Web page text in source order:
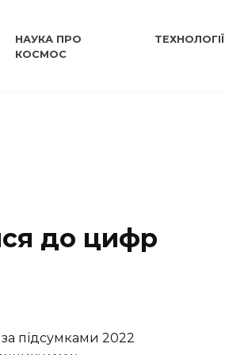
НАУКА ПРО
КОСМОС
ТЕХНОЛОГІЇ
до цифр
підсумками 2022